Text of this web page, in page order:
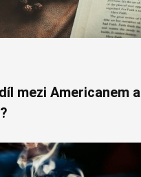
mezi Americanem a